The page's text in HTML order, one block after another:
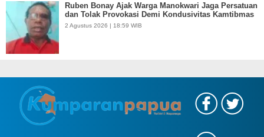
Ruben Bonay Ajak Warga Manokwari Jaga Persatuan
dan Tolak Provokasi Demi Kondusivitas Kamtibmas
2 Agustus 2026 | 18:59 WIB